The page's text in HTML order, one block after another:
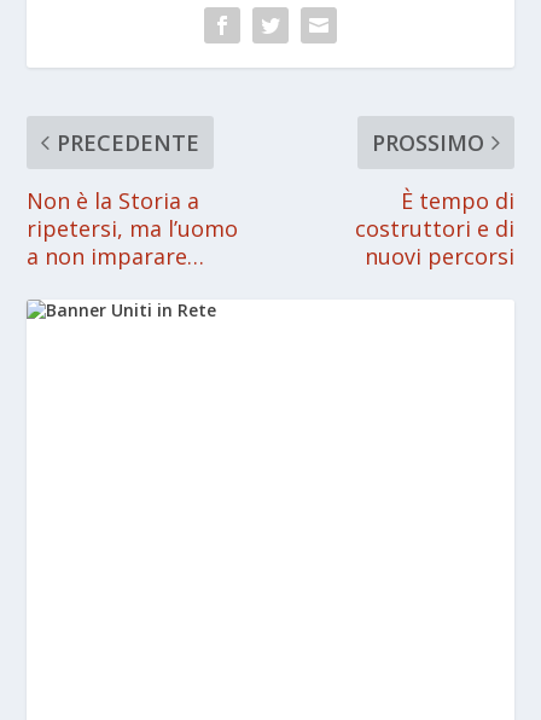
PRECEDENTE
Non è la Storia a
ripetersi, ma l’uomo
a non imparare…
PROSSIMO
È tempo di
costruttori e di
nuovi percorsi